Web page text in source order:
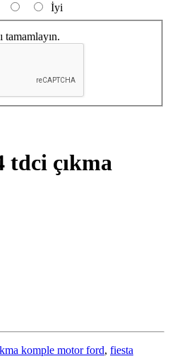
İyi
tamamlayın.
tdci çıkma
komple motor ford, fiesta